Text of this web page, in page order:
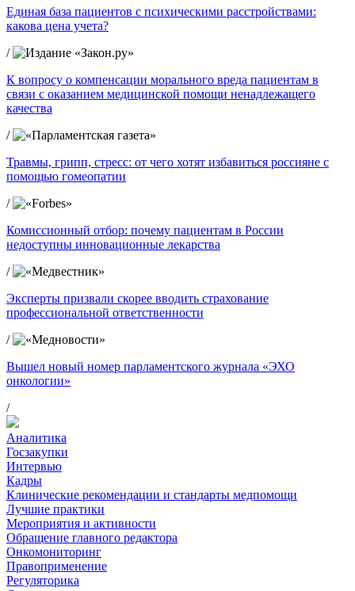
Единая база пациентов с психическими расстройствами:
какова цена учета?
/
К вопросу о компенсации морального вреда пациентам в
связи с оказанием медицинской помощи ненадлежащего
качества
/
Травмы, грипп, стресс: от чего хотят избавиться россияне с
помощью гомеопатии
/
Комиссионный отбор: почему пациентам в России
недоступны инновационные лекарства
/
Эксперты призвали скорее вводить страхование
профессиональной ответственности
/
Вышел новый номер парламентского журнала «ЭХО
онкологии»
/
Аналитика
Госзакупки
Интервью
Кадры
Клинические рекомендации и стандарты медпомощи
Лучшие практики
Мероприятия и активности
Обращение главного редактора
Онкомониторинг
Правоприменение
Регуляторика